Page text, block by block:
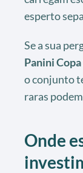
esperto
Se a sua
Panini
o conjunto
raras
Onde